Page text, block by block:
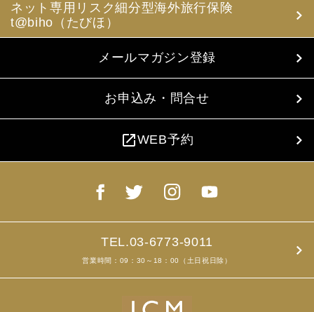
ネット専用リスク細分型海外旅行保険
t@biho（たびほ）
メールマガジン登録
お申込み・問合せ
open_in_newWEB予約
TEL.03-6773-9011
営業時間：09：30～18：00（土日祝日除）